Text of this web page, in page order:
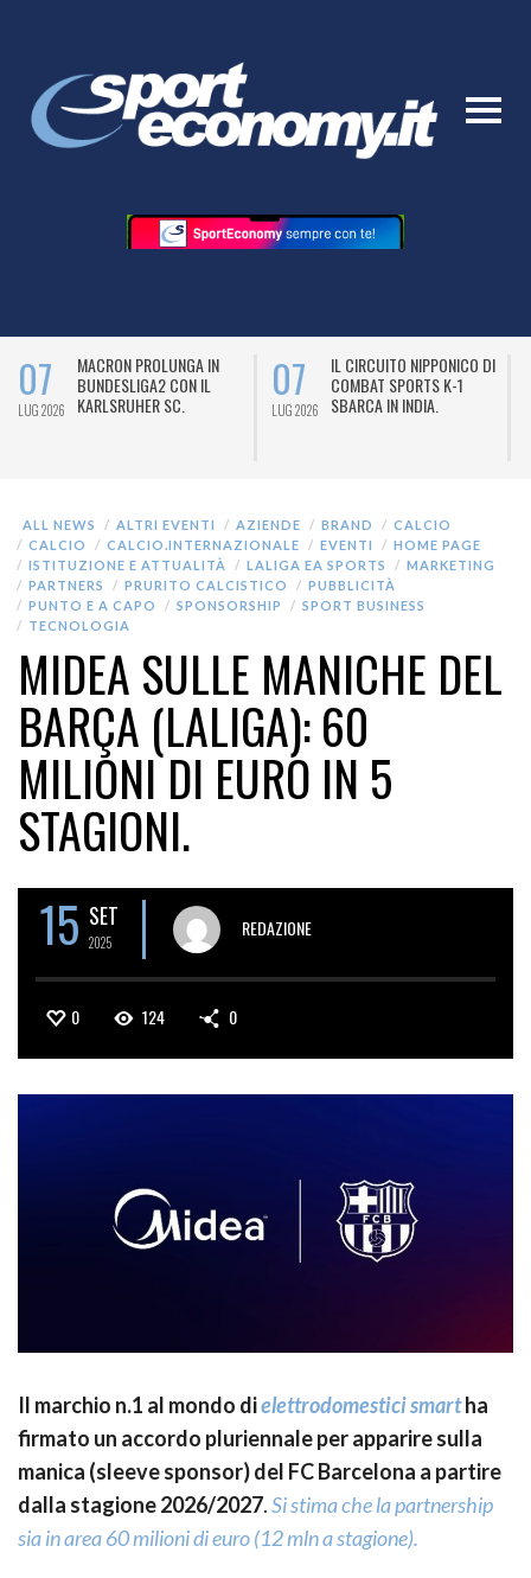
07
LUG 2026
MACRON PROLUNGA IN
BUNDESLIGA2 CON IL
KARLSRUHER SC.
07
LUG 2026
IL CIRCUITO NIPPONICO DI
COMBAT SPORTS K-1
SBARCA IN INDIA.
ALL NEWS ALTRI EVENTI AZIENDE BRAND
CALCIO
CALCIO
CALCIO.INTERNAZIONALE EVENTI
HOME PAGE
ISTITUZIONE E ATTUALITÀ
LALIGA EA SPORTS
MARKETING
PARTNERS
PRURITO CALCISTICO
PUBBLICITÀ
PUNTO E A CAPO
SPONSORSHIP
SPORT BUSINESS
TECNOLOGIA
MIDEA SULLE MANICHE DEL
BARÇA (LALIGA): 60
MILIONI DI EURO IN 5
STAGIONI.
15 SET
2025
REDAZIONE
0 124 0
Il marchio n.1 al mondo dielettrodomestici smartha
firmato un accordo pluriennale per apparire sulla
manica (sleeve sponsor) del FC Barcelona a partire
dalla stagione 2026/2027.Si stima che la partnership
sia in area 60 milioni di euro (12 mln a stagione).